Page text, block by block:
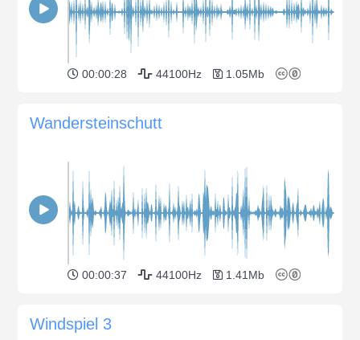
00:00:28 44100Hz 1.05Mb
Wandersteinschutt
00:00:37 44100Hz 1.41Mb
Windspiel 3